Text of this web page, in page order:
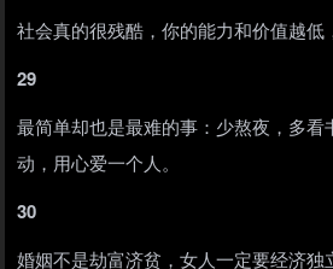
社会真的很残酷，你的能力和价值越低
29
最简单却也是最难的事：少熬夜，多看
动，用心爱一个人。
30
婚姻不是劫富济贫，女人一定要经济独